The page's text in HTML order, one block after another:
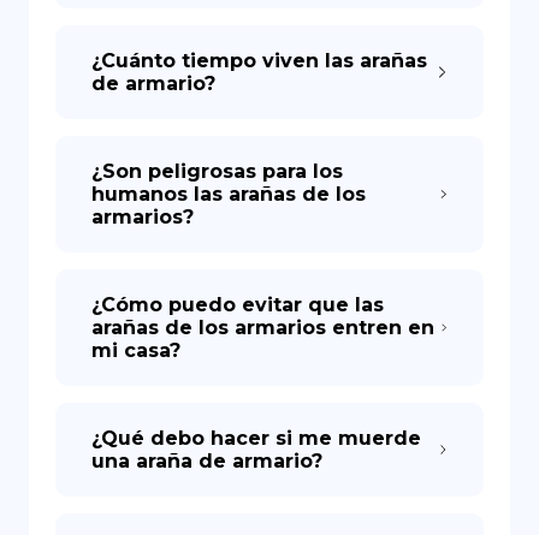
¿Cuánto tiempo viven las arañas
de armario?
¿Son peligrosas para los
humanos las arañas de los
armarios?
¿Cómo puedo evitar que las
arañas de los armarios entren en
mi casa?
¿Qué debo hacer si me muerde
una araña de armario?